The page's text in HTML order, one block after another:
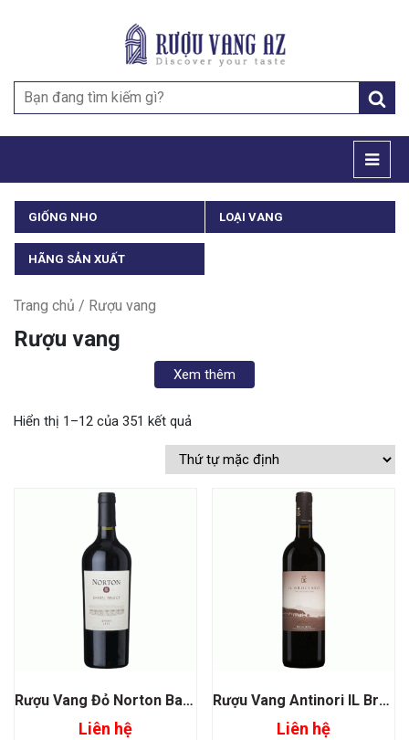
Search
for:
GIỐNG NHO LOẠI VANG
HÃNG SẢN XUẤT
Trang chủ / Rượu vang
Rượu vang
Xem thêm
Hiển thị 1–12 của 351 kết quả
Rượu Vang Đỏ Norton Barrel Select Syrah
Liên hệ
Rượu Vang Antinori IL Bruciato Bolgheri
Liên hệ